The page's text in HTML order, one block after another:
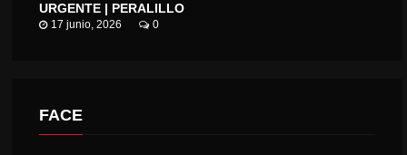
URGENTE | PERALILLO
17 junio, 2026 0
FACE